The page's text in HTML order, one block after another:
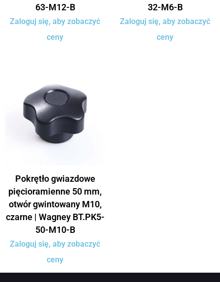
63-M12-B
Zaloguj się, aby zobaczyć
ceny
32-M6-B
Zaloguj się, aby zobaczyć
ceny
Pokrętło gwiazdowe
pięcioramienne 50 mm,
otwór gwintowany M10,
czarne | Wagney BT.PK5-
50-M10-B
Zaloguj się, aby zobaczyć
ceny